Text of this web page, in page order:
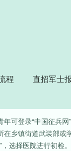
程 直招军士
可登录“中国征兵
在乡镇街道武装部或
，选择医院进行初检